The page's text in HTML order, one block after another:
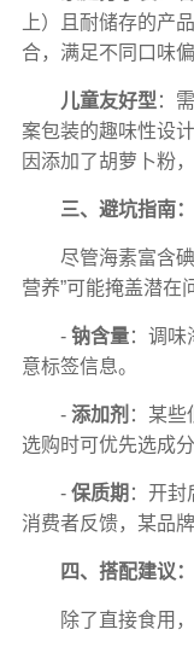
上）且耐储存的产
合，满足不同口味偏
儿童友好型 ：
案包装的趣味性设
因添加了胡萝卜粉
三、避坑指南
尽管海素富含
营养”可能掩盖潜在
- 钠含量：调味
意标签信息。
- 添加剂 ：某些
选购时可优先选成
- 保质期 ：开封
消费者反馈，某品
四、搭配建议
除了直接食用